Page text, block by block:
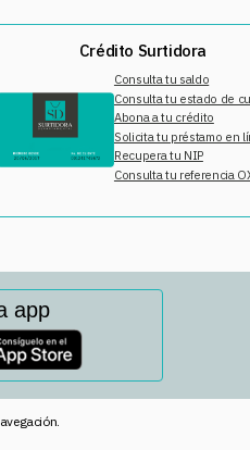
Crédito Surtidora
Consulta tu saldo
Consulta tu estado de
Abona a tu crédito
Solicita tu préstamo en
Recupera tu NIP
Consulta tu referencia
app